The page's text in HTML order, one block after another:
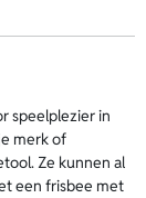
speelplezier in
merk of
Ze kunnen al
een frisbee met